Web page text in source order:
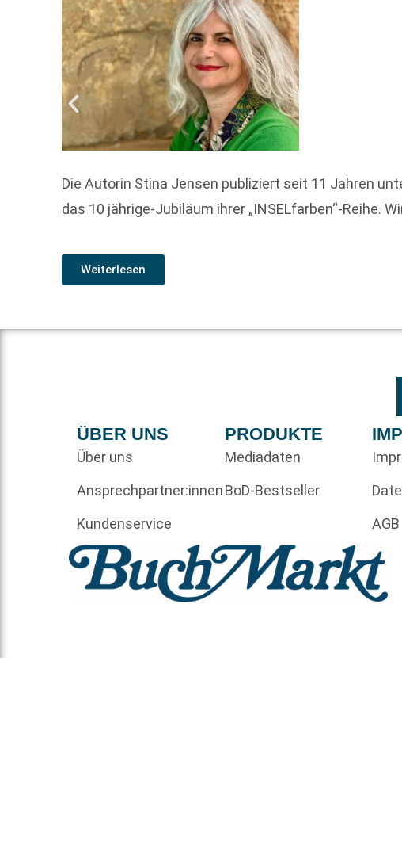
Die Autorin Stina Jensen publiziert seit 11 Jahren
das 10 jährige-Jubiläum ihrer „INSELfarben“-Reihe.
Weiterlesen
ÜBER UNS
Über uns
Ansprechpartner:innen
Kundenservice
PRODUKTE
Mediadaten
BoD-Bestseller
AGB